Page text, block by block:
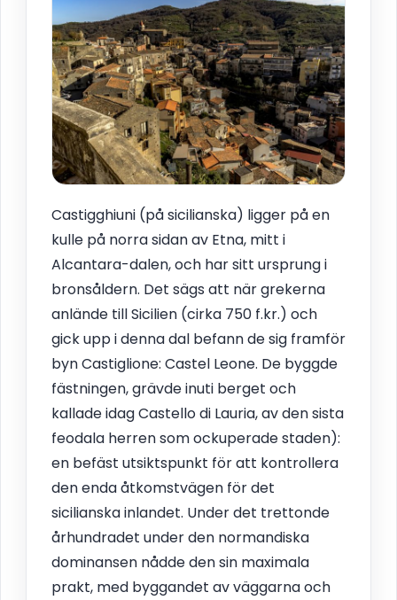
Castigghiuni (på sicilianska) ligger på en
kulle på norra sidan av Etna, mitt i
Alcantara-dalen, och har sitt ursprung i
bronsåldern. Det sägs att när grekerna
anlände till Sicilien (cirka 750 f.kr.) och
gick upp i denna dal befann de sig framför
byn Castiglione: Castel Leone. De byggde
fästningen, grävde inuti berget och
kallade idag Castello di Lauria, av den sista
feodala herren som ockuperade staden):
en befäst utsiktspunkt för att kontrollera
den enda åtkomstvägen för det
sicilianska inlandet. Under det trettonde
århundradet under den normandiska
dominansen nådde den sin maximala
prakt, med byggandet av väggarna och